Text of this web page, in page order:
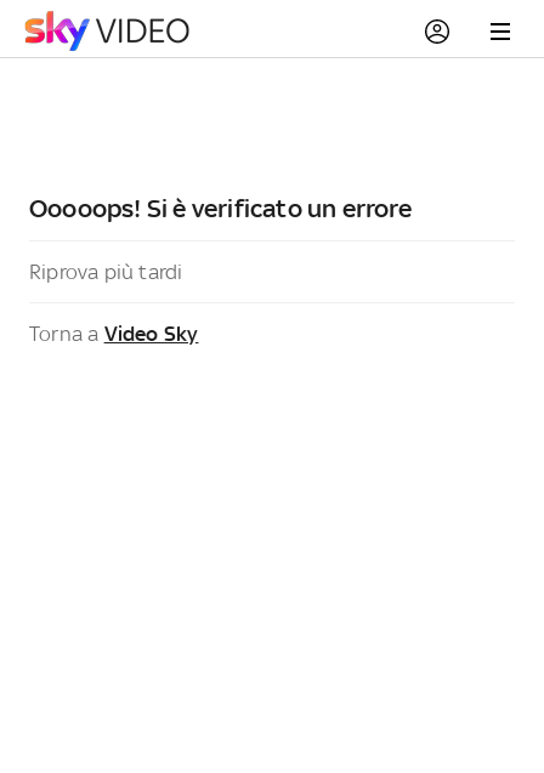
Ooooops! Si è verificato un errore
Riprova più tardi
Torna a Video Sky